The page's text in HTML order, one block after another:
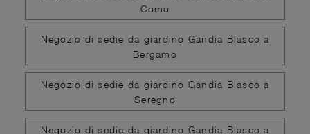
Como
Negozio di sedie da giardino Gandia Blasco a
Bergamo
Negozio di sedie da giardino Gandia Blasco a
Seregno
Negozio di sedie da giardino Gandia Blasco a